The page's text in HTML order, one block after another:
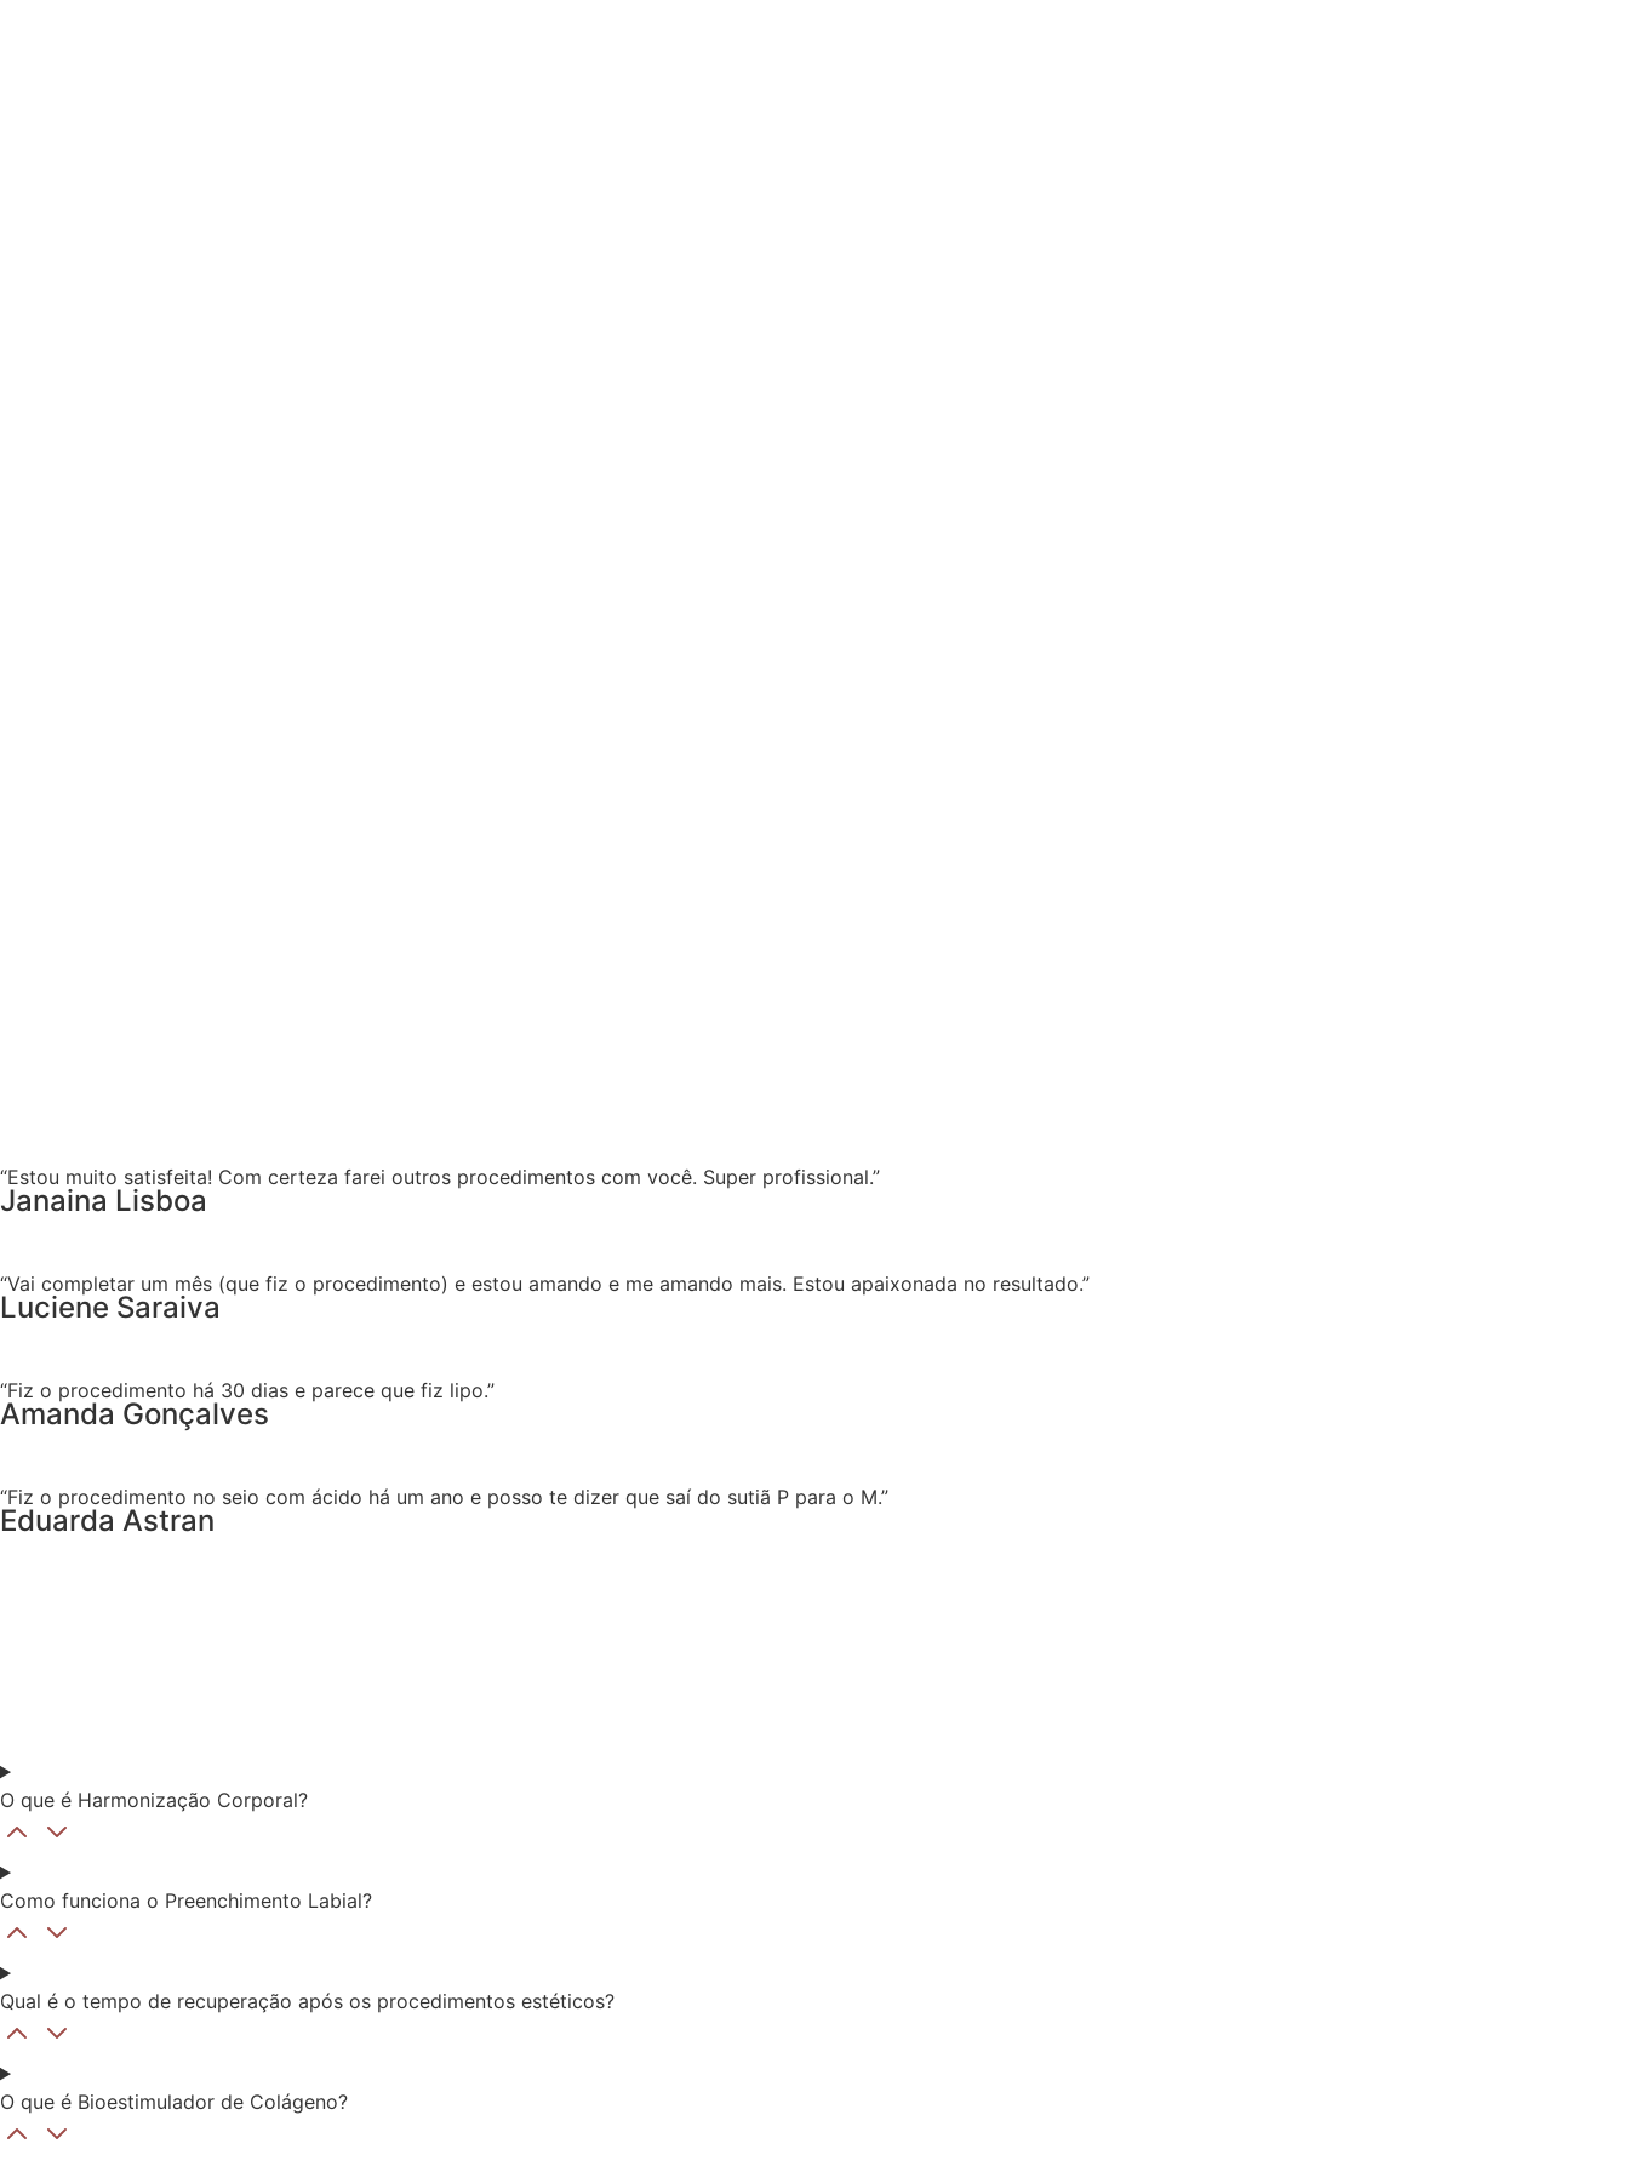
“Estou muito satisfeita! Com certeza farei outros procedimentos com você. Super profissional.”
Janaina Lisboa
“Vai completar um mês (que fiz o procedimento) e estou amando e me amando mais. Estou apaixonada no resultado.”
Luciene Saraiva
“Fiz o procedimento há 30 dias e parece que fiz lipo.”
Amanda Gonçalves
“Fiz o procedimento no seio com ácido há um ano e posso te dizer que saí do sutiã P para o M.”
Eduarda Astran
O que é Harmonização Corporal?
Como funciona o Preenchimento Labial?
Qual é o tempo de recuperação após os procedimentos estéticos?
O que é Bioestimulador de Colágeno?